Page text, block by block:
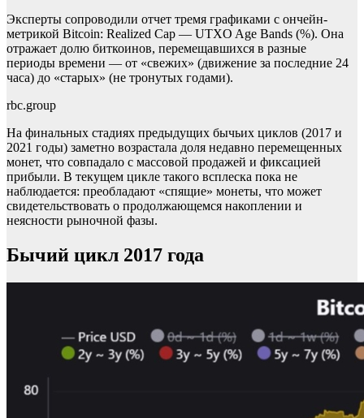
Эксперты сопроводили отчет тремя графиками с ончейн-
метрикой Bitcoin: Realized Cap — UTXO Age Bands (%). Она
отражает долю биткоинов, перемещавшихся в разные
периоды времени — от «свежих» (движение за последние 24
часа) до «старых» (не тронутых годами).
rbc.group
На финальных стадиях предыдущих бычьих циклов (2017 и
2021 годы) заметно возрастала доля недавно перемещенных
монет, что совпадало с массовой продажей и фиксацией
прибыли. В текущем цикле такого всплеска пока не
наблюдается: преобладают «спящие» монеты, что может
свидетельствовать о продолжающемся накоплении и
неясности рыночной фазы.
Бычий цикл 2017 года